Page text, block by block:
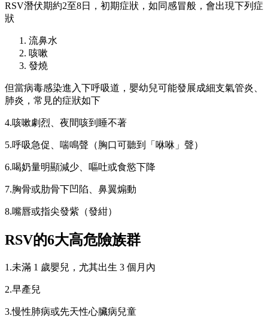
RSV潛伏期約2至8日，初期症狀，如同感冒般，會出現下列症
狀
流鼻水
咳嗽
發燒
但當病毒感染進入下呼吸道，嬰幼兒可能發展成細支氣管炎、
肺炎，常見的症狀如下
4.咳嗽劇烈、夜間咳到睡不著
5.呼吸急促、喘鳴聲（胸口可聽到「咻咻」聲）
6.喝奶量明顯減少、嘔吐或食慾下降
7.胸骨或肋骨下凹陷、鼻翼煽動
8.嘴唇或指尖發紫（發紺）
RSV的6大高危險族群
1.未滿 1 歲嬰兒，尤其出生 3 個月內
2.早產兒
3.慢性肺病或先天性心臟病兒童